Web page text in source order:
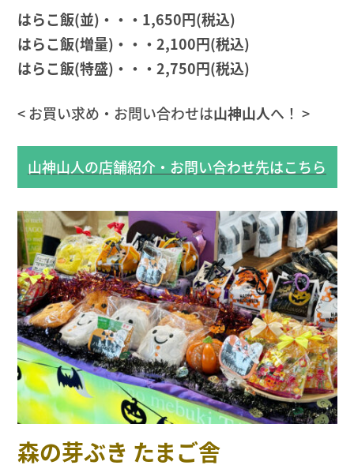
はらこ飯(並)・・・1,650円(税込)
はらこ飯(増量)・・・2,100円(税込)
はらこ飯(特盛)・・・2,750円(税込)
< お買い求め・お問い合わせは山神山人へ！ >
山神山人の店舗紹介・お問い合わせ先はこちら
森の芽ぶき たまご舎